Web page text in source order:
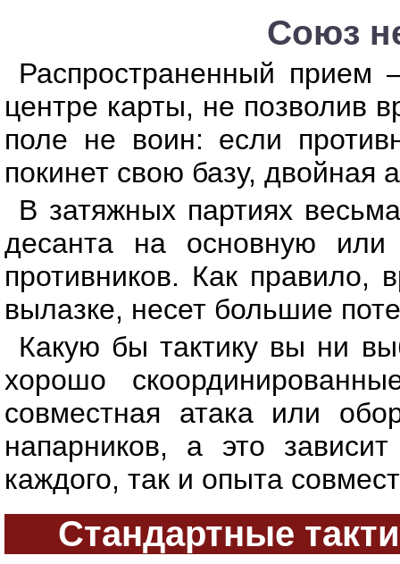
Союз
Распространенный
центре карты, не позволив
поле не воин: если
покинет свою базу, двойная
В затяжных партиях
десанта на основную или
противников. Как правило,
вылазке, несет большие
Какую бы тактику вы ни
хорошо
совместная атака или
напарников, а это
каждого, так и опыта
Стандартные